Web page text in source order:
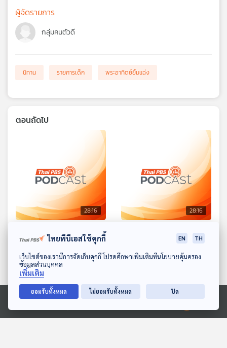
แผนที่
วิทยุ
เครือ
ข่าย
ดาวน์โหลด Thai PBS Podcast Application
Ⓒ 2020 องค์การกระจายเสียงและแพร่ภาพสาธารณะแห่งประเทศไทย
ผู้จัดรายการ
กลุ่มคนตัวดี
นิทาน รายการเด็ก พระอาทิตย์ยิ้มแฉ่ง
ตอนถัดไป
28:16
EP. 1583: จระเข้น้อยชวนไป
โรงเรียน
พระอาทิตย์ยิ้มแฉ่ง
28:16
EP. 1584: ช้างใหญ่จอมเกเร
ไทยพีบีเอสใช้คุกกี้ EN TH
เว็บไซต์ของเรามีการจัดเก็บคุกกี้ โปรดศึกษาเพิ่มเติมที่นโยบายคุ้มครอง
ข้อมูลส่วนบุคคล
เพิ่มเติม
ยอมรับทั้งหมด ไม่ยอมรับทั้งหมด ปิด